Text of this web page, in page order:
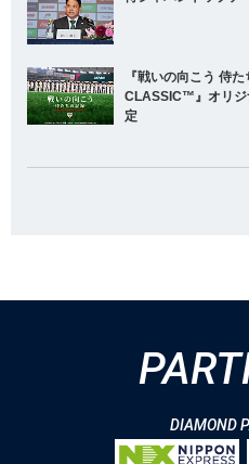
『戦いの向こう 侍
CLASSIC™』オリジ
定
DIAMOND